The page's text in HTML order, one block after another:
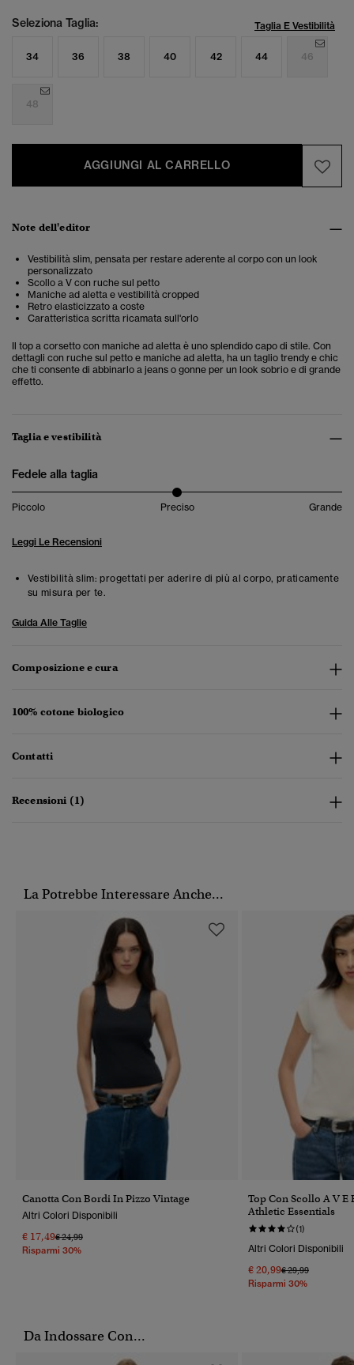
Seleziona Taglia: Taglia E Vestibilità
34 36 38 40 42 44 46
48
AGGIUNGI AL CARRELLO
Note dell'editor
Vestibilità slim, pensata per restare aderente al corpo con un look
personalizzato
Scollo a V con ruche sul petto
Maniche ad aletta e vestibilità cropped
Retro elasticizzato a coste
Caratteristica scritta ricamata sull'orlo
Il top a corsetto con maniche ad aletta è uno splendido capo di stile. Con
dettagli con ruche sul petto e maniche ad aletta, ha un taglio trendy e chic
che ti consente di abbinarlo a jeans o gonne per un look sobrio e di grande
effetto.
Taglia e vestibilità
Fedele alla taglia
Piccolo Preciso Grande
Leggi Le Recensioni
Vestibilità slim: progettati per aderire di più al corpo, praticamente
su misura per te.
Guida Alle Taglie
Composizione e cura
100% cotone biologico
Contatti
Recensioni (1)
La Potrebbe Interessare Anche...
Canotta Con Bordi In Pizzo Vintage
Altri Colori Disponibili
€ 17,49Prezzo Ridotto Da
€ 24,99A
Risparmi 30%
Top Con Scollo A V E
Athletic Essentials
(1)
Altri Colori Disponibili
€ 20,99Prezzo Ridotto Da
€ 29,99A
Risparmi 30%
Da Indossare Con...